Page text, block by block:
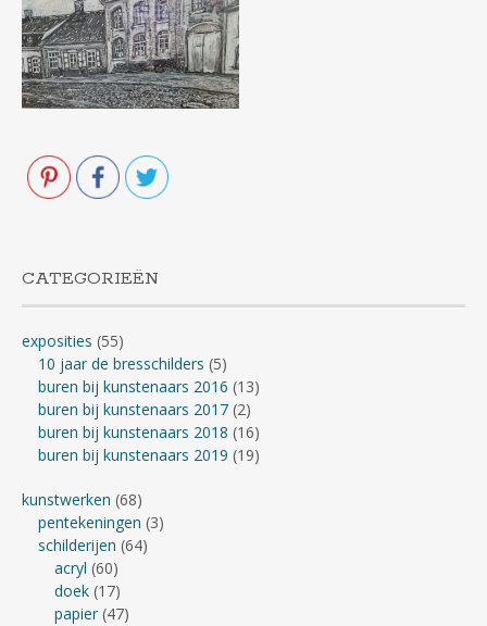
CATEGORIEËN
exposities (55)
10 jaar de bresschilders (5)
buren bij kunstenaars 2016 (13)
buren bij kunstenaars 2017 (2)
buren bij kunstenaars 2018 (16)
buren bij kunstenaars 2019 (19)
kunstwerken (68)
pentekeningen (3)
schilderijen (64)
acryl (60)
doek (17)
papier (47)